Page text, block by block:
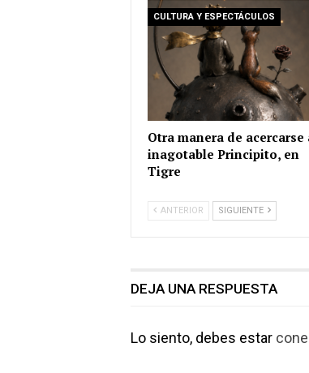
CULTURA Y ESPECTÁCULOS
Otra manera de acercarse
inagotable Principito, en
Tigre
ANTERIOR SIGUIENTE
DEJA UNA RESPUESTA
Lo siento, debes estar